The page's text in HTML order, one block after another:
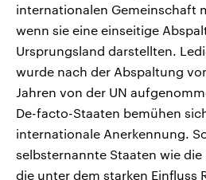
internationalen Gemeinschaft
wenn sie eine einseitige
Ursprungsland darstellten.
wurde nach der Abspaltung
Jahren von der UN
De-facto-Staaten bemühen
internationale Anerkennung.
selbsternannte Staaten wie die
die unter dem starken Einfluss